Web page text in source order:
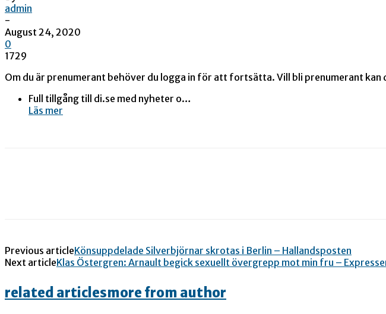
admin
-
August 24, 2020
0
1729
Om du är prenumerant behöver du logga in för att fortsätta. Vill bli prenumerant kan
Full tillgång till di.se med nyheter o…
Läs mer
Previous articleKönsuppdelade Silverbjörnar skrotas i Berlin – Hallandsposten
Next articleKlas Östergren: Arnault begick sexuellt övergrepp mot min fru –
related articlesmore from author